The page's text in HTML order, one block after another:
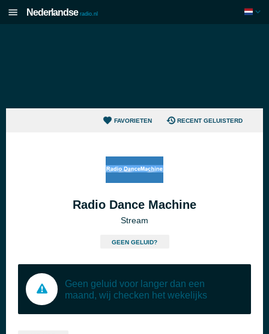
Nederlandse radio.nl
FAVORIETEN RECENT GELUISTERD
Radio Dance Machine
Stream
GEEN GELUID?
Geen geluid voor langer dan een
maand, wij checken het wekelijks